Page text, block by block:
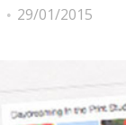
29/01/2015